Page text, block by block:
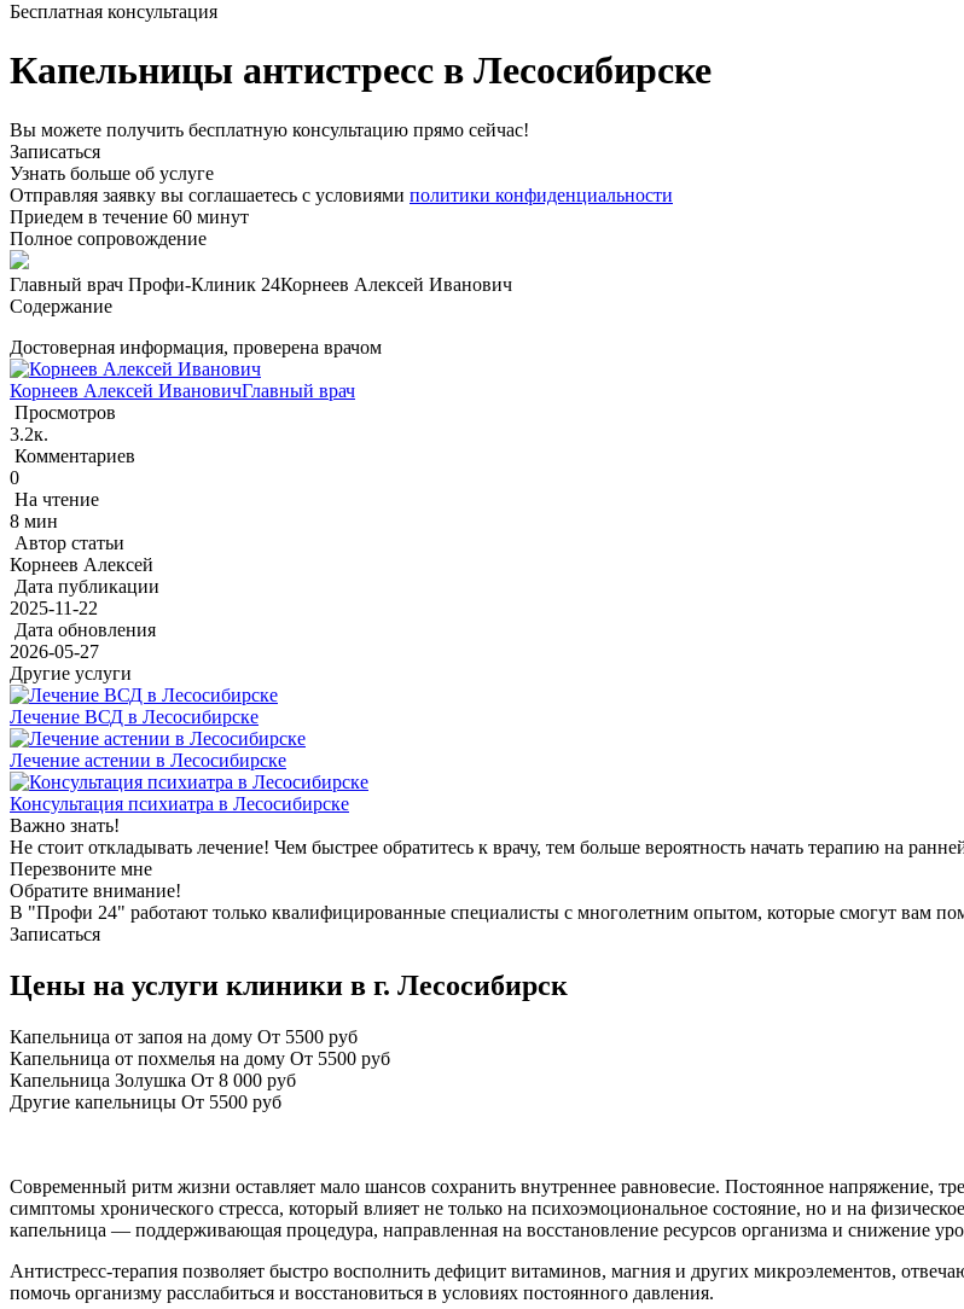
Бесплатная консультация
Капельницы антистресс в Лесосибирске
Вы можете получить бесплатную консультацию прямо сейчас!
Записаться
Узнать больше об услуге
Отправляя заявку вы соглашаетесь с условиями политики конфиденциальности
Приедем в течение 60 минут
Полное сопровождение
Главный врач Профи-Клиник 24Корнеев Алексей Иванович
Содержание
Достоверная информация, проверена врачом
Корнеев Алексей ИвановичГлавный врач
Просмотров
3.2к.
Комментариев
0
На чтение
8 мин
Автор статьи
Корнеев Алексей
Дата публикации
2025-11-22
Дата обновления
2026-05-27
Другие услуги
Лечение ВСД в Лесосибирске
Лечение астении в Лесосибирске
Консультация психиатра в Лесосибирске
Важно знать!
Не стоит откладывать лечение! Чем быстрее обратитесь к врачу, тем больше вероятность начать терапию на
Перезвоните мне
Обратите внимание!
В "Профи 24" работают только квалифицированные специалисты с многолетним опытом, которые смогут вам
Записаться
Цены на услуги клиники в г. Лесосибирск
Капельница от запоя на дому От 5500 руб
Капельница от похмелья на дому От 5500 руб
Капельница Золушка От 8 000 руб
Другие капельницы От 5500 руб
Современный ритм жизни оставляет мало шансов сохранить внутреннее равновесие. Постоянное напряжение,
симптомы хронического стресса, который влияет не только на психоэмоциональное состояние, но и на
капельница — поддерживающая процедура, направленная на восстановление ресурсов организма и снижение
Антистресс-терапия позволяет быстро восполнить дефицит витаминов, магния и других микроэлементов,
помочь организму расслабиться и восстановиться в условиях постоянного давления.